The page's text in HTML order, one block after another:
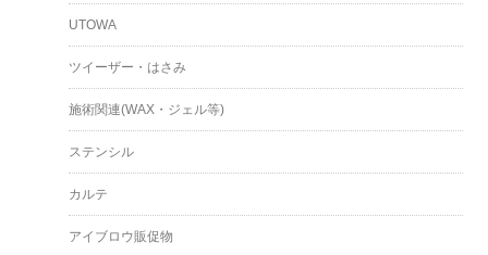
UTOWA
ツイーザー・はさみ
施術関連(WAX・ジェル等)
ステンシル
カルテ
アイブロウ販促物